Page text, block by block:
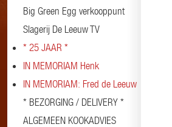
Big Green Egg verkooppunt
Slagerij De Leeuw TV
* 25 JAAR *
IN MEMORIAM Henk
IN MEMORIAM: Fred de Leeuw
* BEZORGING / DELIVERY *
ALGEMEEN KOOKADVIES